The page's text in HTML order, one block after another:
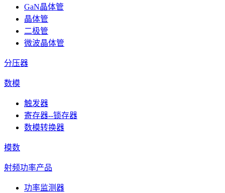
GaN晶体管
晶体管
二极管
微波晶体管
分压器
数模
触发器
寄存器--锁存器
数模转换器
模数
射频功率产品
功率监测器